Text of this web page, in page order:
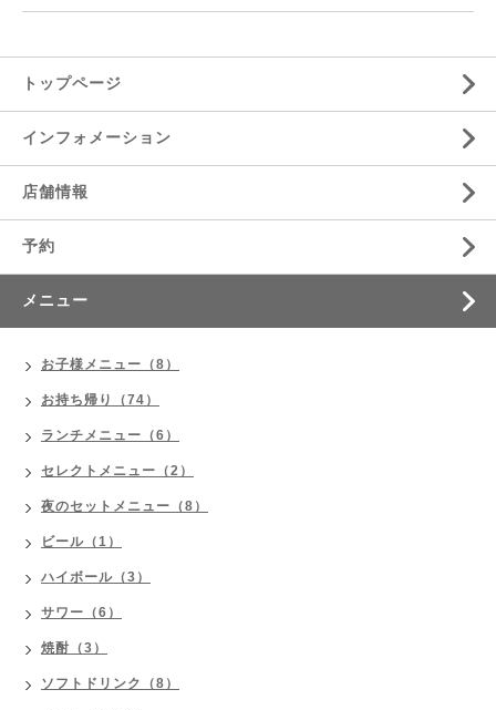
トップページ
インフォメーション
店舗情報
予約
メニュー
お子様メニュー（8）
お持ち帰り（74）
ランチメニュー（6）
セレクトメニュー（2）
夜のセットメニュー（8）
ビール（1）
ハイボール（3）
サワー（6）
焼酎（3）
ソフトドリンク（8）